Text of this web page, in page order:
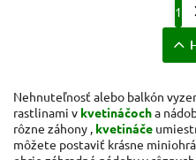
1
Nehnuteľnosť alebo balkón
rastlinami v kvetináčocha
rôzne záhony , kvetináče
môžete postaviť krásne